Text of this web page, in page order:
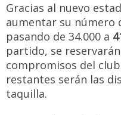
Gracias al nuevo
aumentar su número
pasando de 34.000 a
partido, se
compromisos del
restantes serán las
taquilla.